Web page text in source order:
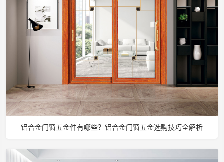
铝合金门窗五金件有哪些？铝合金门窗五金选购技巧全解析